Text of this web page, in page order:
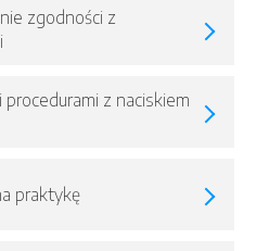
zgodności z
z naciskiem
praktykę